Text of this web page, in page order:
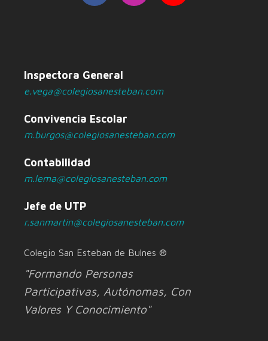
Inspectora General
e.vega@colegiosanesteban.com
Convivencia Escolar
m.burgos@colegiosanesteban.com
Contabilidad
m.lema@colegiosanesteban.com
Jefe de UTP
r.sanmartin@colegiosanesteban.com
Colegio San Esteban de Bulnes ®
"Formando Personas
Participativas, Autónomas, Con
Valores Y Conocimiento"